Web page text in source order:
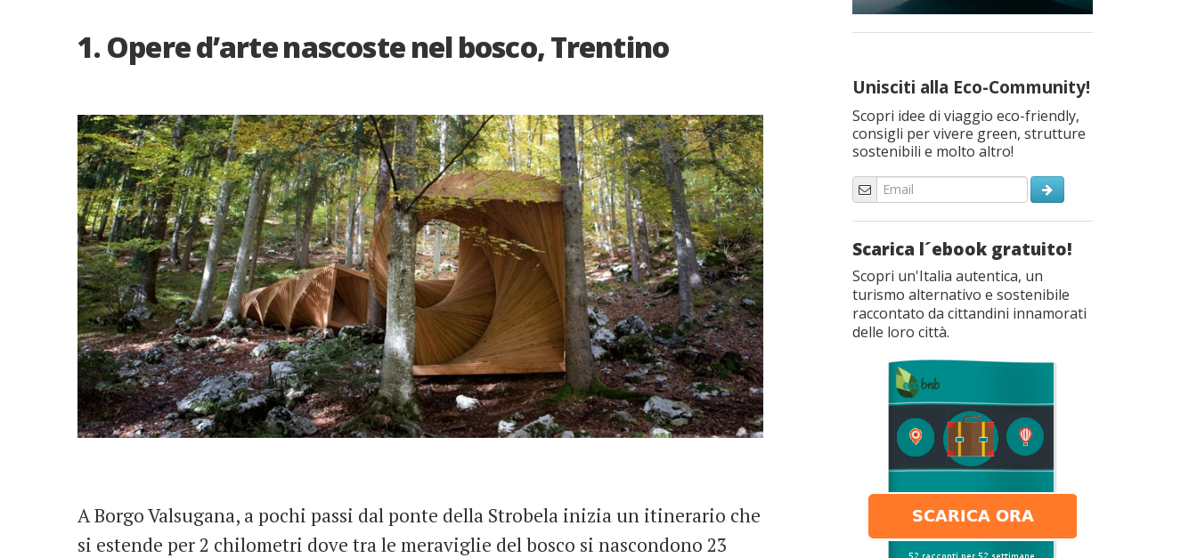
1. Opere d’arte nascoste nel bosco, Trentino
A Borgo Valsugana, a pochi passi dal ponte della Strobela inizia un itinerario che
si estende per 2 chilometri dove tra le meraviglie del bosco si nascondono 23
Unisciti alla Eco-Community!
Scopri idee di viaggio eco-friendly,
consigli per vivere green, strutture
sostenibili e molto altro!
Scarica l´ebook gratuito!
Scopri un'Italia autentica, un
turismo alternativo e sostenibile
raccontato da cittandini innamorati
delle loro città.